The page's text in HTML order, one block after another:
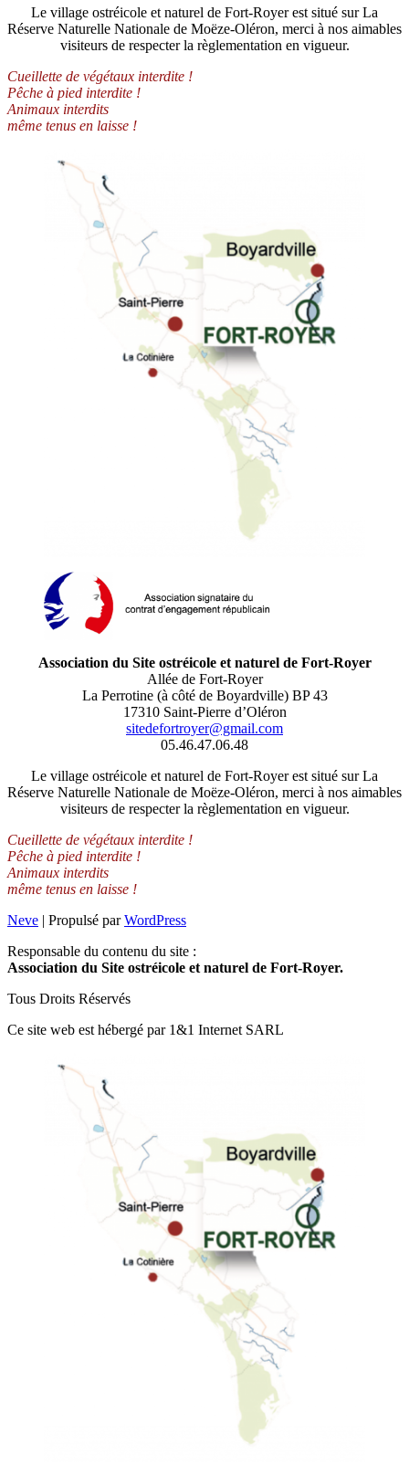
Le village ostréicole et naturel de Fort-Royer est situé sur La
Réserve Naturelle Nationale de Moëze-Oléron, merci à nos aimables
visiteurs de respecter la règlementation en vigueur.
Cueillette de végétaux interdite !
Pêche à pied interdite !
Animaux interdits
même tenus en laisse !
Association du Site ostréicole et naturel de Fort-Royer
Allée de Fort-Royer
La Perrotine (à côté de Boyardville) BP 43
17310 Saint-Pierre d’Oléron
sitedefortroyer@gmail.com
05.46.47.06.48
Le village ostréicole et naturel de Fort-Royer est situé sur La
Réserve Naturelle Nationale de Moëze-Oléron, merci à nos aimables
visiteurs de respecter la règlementation en vigueur.
Cueillette de végétaux interdite !
Pêche à pied interdite !
Animaux interdits
même tenus en laisse !
Neve | Propulsé parWordPress
Responsable du contenu du site :
Association du Site ostréicole et naturel de Fort-Royer.
Tous Droits Réservés
Ce site web est hébergé par 1&1 Internet SARL